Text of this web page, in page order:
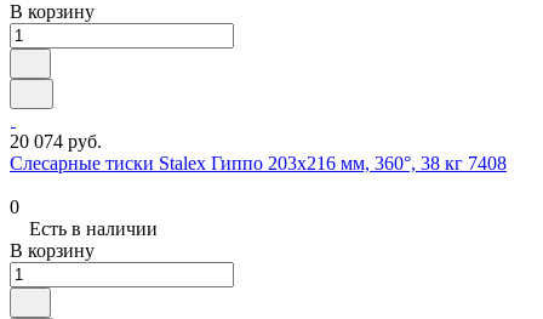
В корзину
20 074 руб.
Слесарные тиски Stalex Гиппо 203x216 мм, 360°, 38 кг 7408
0
Есть в наличии
В корзину